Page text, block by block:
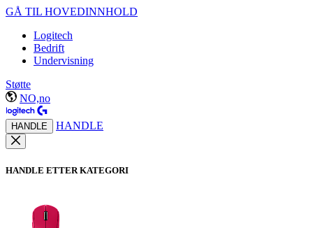
GÅ TIL HOVEDINNHOLD
Logitech
Bedrift
Undervisning
Støtte
NO,no
HANDLE HANDLE
HANDLE ETTER KATEGORI